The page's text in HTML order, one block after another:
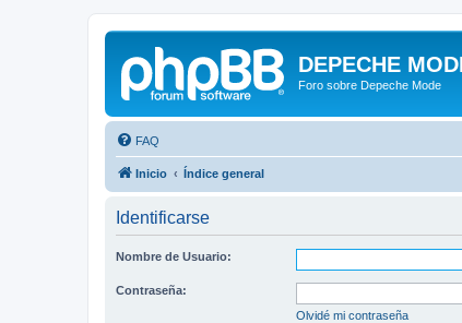
DEPECHE
Foro sobre Depeche Mode
FAQ
Inicio Índice general
Identificarse
Nombre de Usuario:
Contraseña:
Olvidé mi contraseña